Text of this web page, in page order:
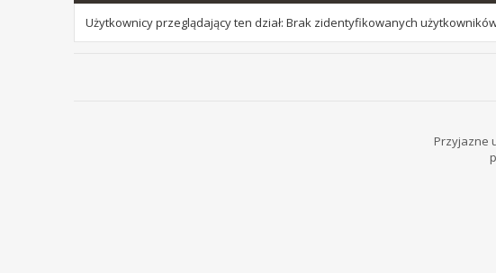
Użytkownicy przeglądający ten dział: Brak zidentyfikowanych
Przyjazne